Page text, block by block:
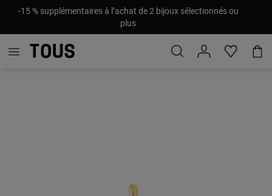
-15 % supplémentaires à l’achat de 2 bijoux sélectionnés ou
plus